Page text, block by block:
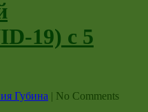
19) с 5
Губина | No Comments